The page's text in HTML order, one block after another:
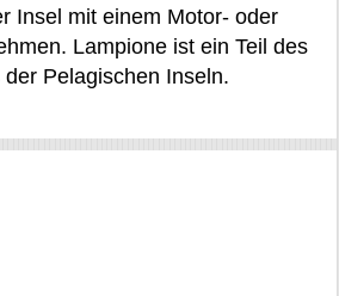
Insel mit einem Motor- oder
Lampione ist ein Teil des
Pelagischen Inseln.